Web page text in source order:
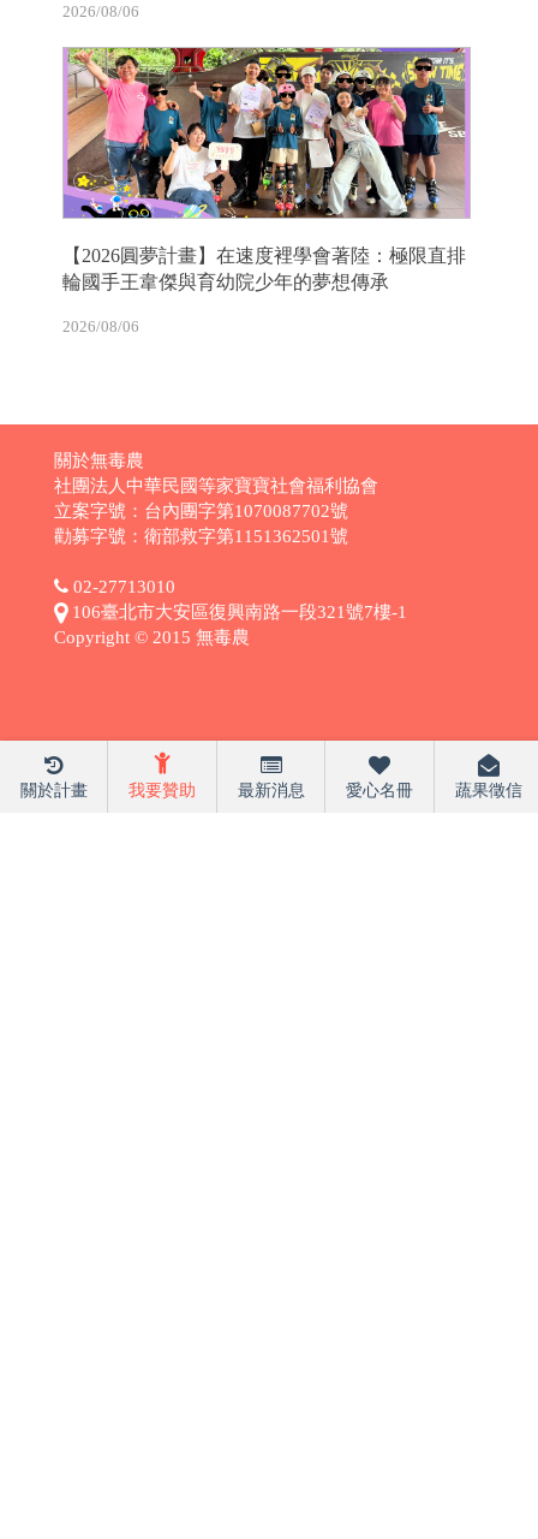
2026/08/06
【2026圓夢計畫】在速度裡學會著陸：極限直排
輪國手王韋傑與育幼院少年的夢想傳承
2026/08/06
關於計畫 我要贊助 最新消息 愛心名冊 蔬果徵信
關於無毒農
社團法人中華民國等家寶寶社會福利協會
立案字號：台內團字第1070087702號
勸募字號：衛部救字第1151362501號
02-27713010
106臺北市大安區復興南路一段321號7樓-1
Copyright © 2015 無毒農